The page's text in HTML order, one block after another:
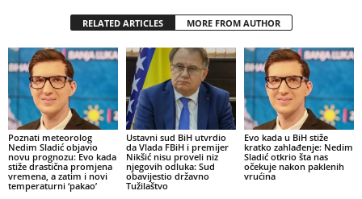
RELATED ARTICLES MORE FROM AUTHOR
Poznati meteorolog
Nedim Sladić objavio
novu prognozu: Evo kada
stiže drastična promjena
vremena, a zatim i novi
temperaturni ‘pakao’
Ustavni sud BiH utvrdio
da Vlada FBiH i premijer
Nikšić nisu proveli niz
njegovih odluka: Sud
obavijestio državno
Tužilaštvo
Evo kada u BiH stiže
kratko zahlađenje: Nedim
Sladić otkrio šta nas
očekuje nakon paklenih
vrućina